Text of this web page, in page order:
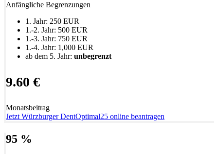
Anfängliche Begrenzungen
1. Jahr: 250 EUR
1.-2. Jahr: 500 EUR
1.-3. Jahr: 750 EUR
1.-4. Jahr: 1,000 EUR
ab dem 5. Jahr: unbegrenzt
9.60 €
Monatsbeitrag
Jetzt Würzburger DentOptimal25 online beantragen
95 %